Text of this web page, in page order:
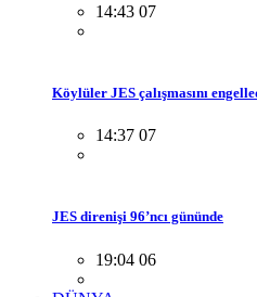
14:43 07
Köylüler JES çalışmasını
14:37 07
JES direnişi 96’ncı gününde
19:04 06